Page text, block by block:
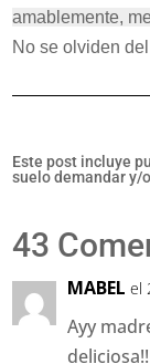
amablemente,
No se olviden
Este post incluye
suelo demandar y/
43
MABEL el
Ayy